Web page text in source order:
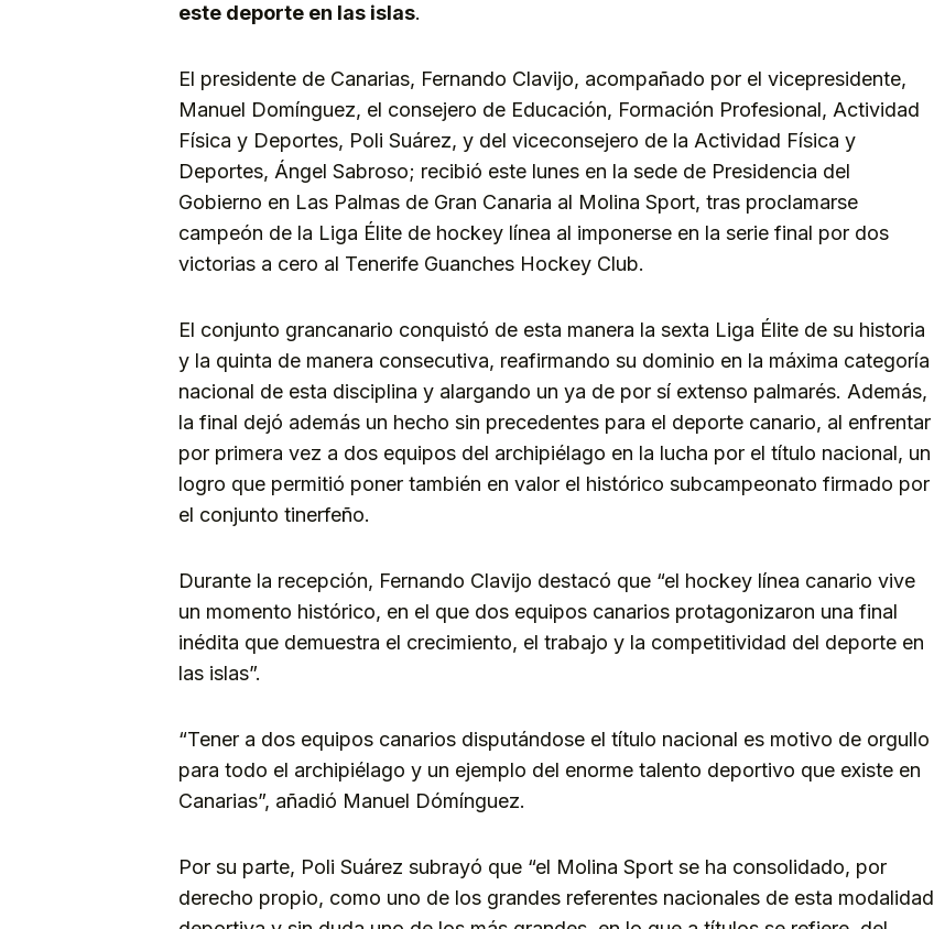
este deporte en las islas.
El presidente de Canarias, Fernando Clavijo, acompañado por el vicepresidente,
Manuel Domínguez, el consejero de Educación, Formación Profesional, Actividad
Física y Deportes, Poli Suárez, y del viceconsejero de la Actividad Física y
Deportes, Ángel Sabroso; recibió este lunes en la sede de Presidencia del
Gobierno en Las Palmas de Gran Canaria al Molina Sport, tras proclamarse
campeón de la Liga Élite de hockey línea al imponerse en la serie final por dos
victorias a cero al Tenerife Guanches Hockey Club.
El conjunto grancanario conquistó de esta manera la sexta Liga Élite de su historia
y la quinta de manera consecutiva, reafirmando su dominio en la máxima categoría
nacional de esta disciplina y alargando un ya de por sí extenso palmarés. Además,
la final dejó además un hecho sin precedentes para el deporte canario, al enfrentar
por primera vez a dos equipos del archipiélago en la lucha por el título nacional, un
logro que permitió poner también en valor el histórico subcampeonato firmado por
el conjunto tinerfeño.
Durante la recepción, Fernando Clavijo destacó que “el hockey línea canario vive
un momento histórico, en el que dos equipos canarios protagonizaron una final
inédita que demuestra el crecimiento, el trabajo y la competitividad del deporte en
las islas”.
“Tener a dos equipos canarios disputándose el título nacional es motivo de orgullo
para todo el archipiélago y un ejemplo del enorme talento deportivo que existe en
Canarias”, añadió Manuel Dómínguez.
Por su parte, Poli Suárez subrayó que “el Molina Sport se ha consolidado, por
derecho propio, como uno de los grandes referentes nacionales de esta modalidad